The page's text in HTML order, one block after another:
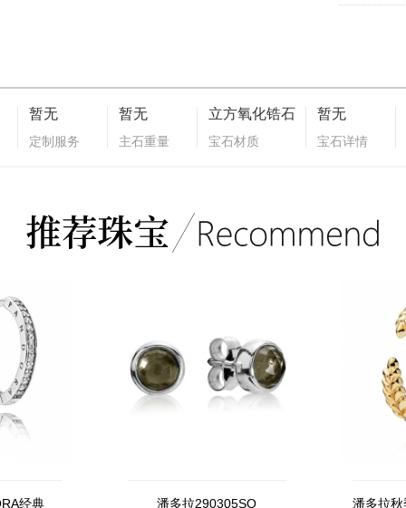
暂无
定制服务
暂无
主石重量
立方氧化锆石
宝石材质
暂无
宝石详情
经典 潘多拉290305SQ 潘多拉